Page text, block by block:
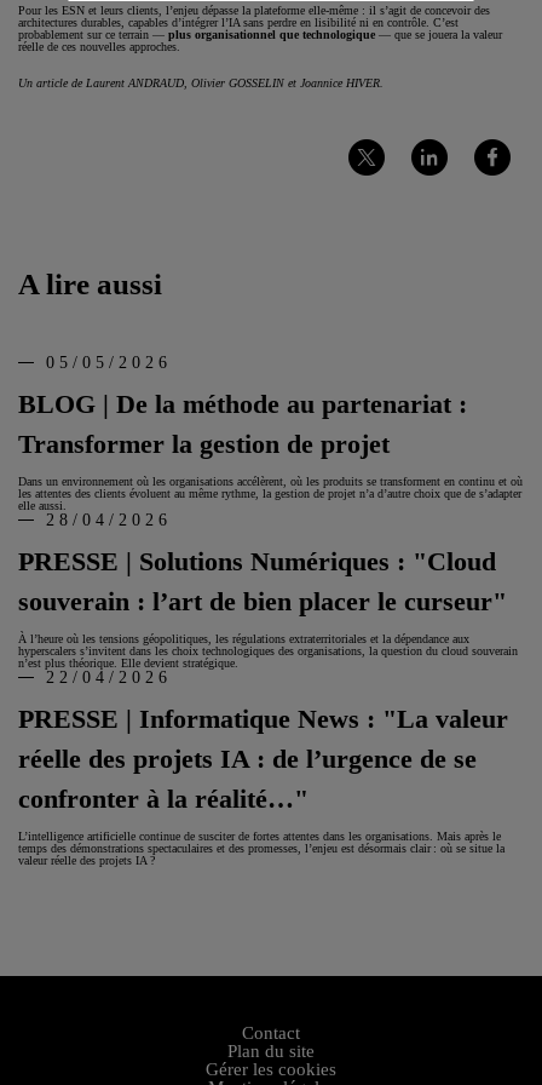
Pour les ESN et leurs clients, l’enjeu dépasse la plateforme elle-même : il s’agit de concevoir des
architectures durables, capables d’intégrer l’IA sans perdre en lisibilité ni en contrôle. C’est
probablement sur ce terrain — plus organisationnel que technologique — que se jouera la valeur
réelle de ces nouvelles approches.
Un article de Laurent ANDRAUD, Olivier GOSSELIN et Joannice HIVER.
A lire aussi
BLOG | De la méthode au partenariat :
Transformer la gestion de projet
05/05/2026
Dans un environnement où les organisations accélèrent, où les produits se transforment en continu et où
les attentes des clients évoluent au même rythme, la gestion de projet n’a d’autre choix que de s’adapter
elle aussi.
PRESSE | Solutions Numériques : "Cloud
souverain : l’art de bien placer le curseur"
28/04/2026
À l’heure où les tensions géopolitiques, les régulations extraterritoriales et la dépendance aux
hyperscalers s’invitent dans les choix technologiques des organisations, la question du cloud souverain
n’est plus théorique. Elle devient stratégique.
PRESSE | Informatique News : "La valeur
réelle des projets IA : de l’urgence de se
confronter à la réalité…"
22/04/2026
L’intelligence artificielle continue de susciter de fortes attentes dans les organisations. Mais après le
temps des démonstrations spectaculaires et des promesses, l’enjeu est désormais clair : où se situe la
valeur réelle des projets IA ?
Contact
Plan du site
Gérer les cookies